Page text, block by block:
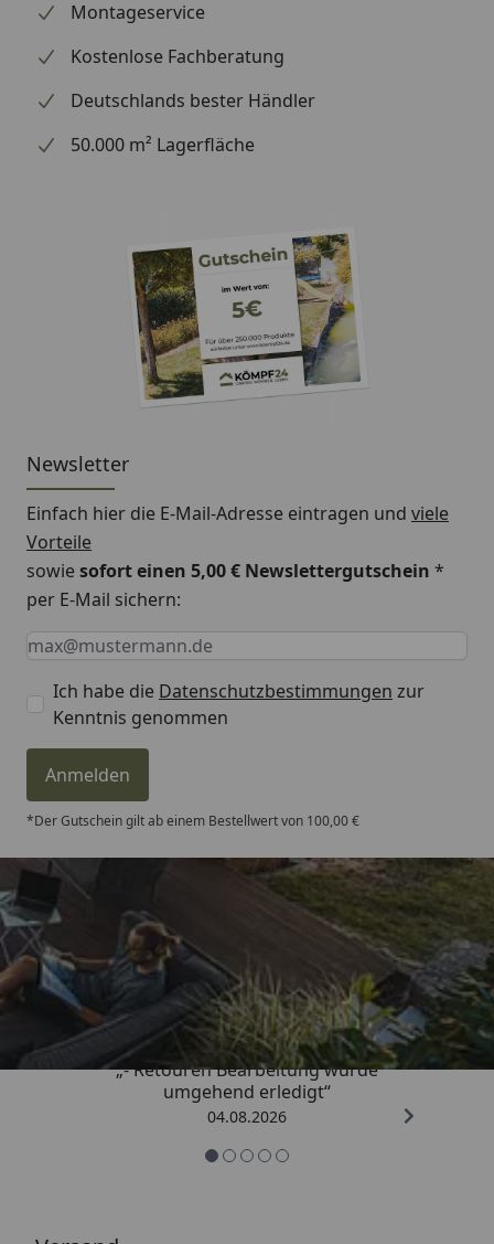
Montageservice
Kostenlose Fachberatung
Deutschlands bester Händler
50.000 m² Lagerfläche
Newsletter
Einfach hier die E-Mail-Adresse eintragen und viele
Vorteile
sowiesofort einen 5,00 € Newslettergutschein *
per E-Mail sichern:
Keine Eingabe erforderlich
Eingabe erforderlich
E-Mail *
Ich habe die Datenschutzbestimmungen zur
Kenntnis genommen
Anmelden
*Der Gutschein gilt ab einem Bestellwert von 100,00 €
Trusted Shops
4,81/ 5
„- Retouren Bearbeitung wurde
umgehend erledigt“
04.08.2026